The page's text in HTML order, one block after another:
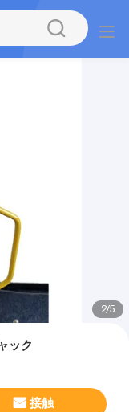
2/5
ック
接触